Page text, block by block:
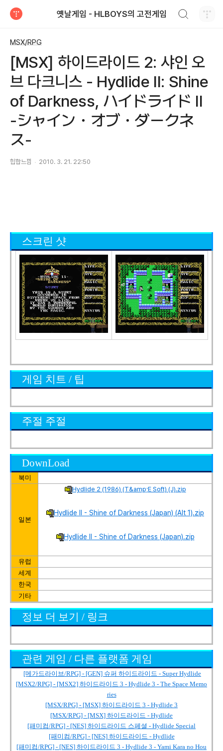
옛날게임 - HLBOYS의 고전게임
MSX/RPG
[MSX] 하이드라이드 2: 샤인 오
브 다크니스 - Hydlide II: Shine
of Darkness, ハイドライド Ⅱ
-シャイン・オブ・ダークネ
ス-
힙합느낌 2010. 3. 21. 22:50
스크린 샷
게임 치트 / 팁
주절 주절
DownLoad
북미
일본
Hydlide 2 (1986) (T&amp;E Soft) (J).zip
Hydlide II - Shine of Darkness (Japan) (Alt 1).zip
Hydlide II - Shine of Darkness (Japan).zip
유럽
세계
한국
기타
정보 더 보기 / 링크
관련 게임 / 다른 플랫폼 게임
[메가드라이브/RPG] - [GEN] 슈퍼 하이드라이드 - Super Hydlide
[MSX2/RPG] - [MSX2] 하이드라이드 3 - Hydlide 3 - The Space Memo
ries
[MSX/RPG] - [MSX] 하이드라이드 3 - Hydlide 3
[MSX/RPG] - [MSX] 하이드라이드 - Hydlide
[패미컴/RPG] - [NES] 하이드라이드 스페셜 - Hydlide Special
[패미컴/RPG] - [NES] 하이드라이드 - Hydlide
[패미컴/RPG] - [NES] 하이드라이드 3 - Hydlide 3 - Yami Kara no Hou